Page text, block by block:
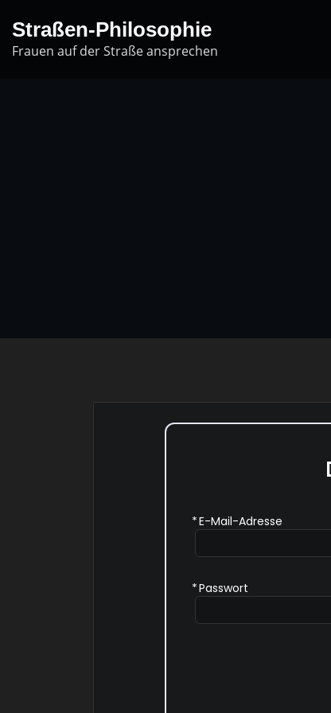
content
Straßen-Philosophie
Frauen auf der Straße ansprechen
*E-Mail-Adresse
*Passwort